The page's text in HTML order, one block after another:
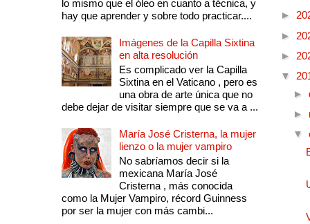
lo mismo que el óleo en cuanto a técnica, y
hay que aprender y sobre todo practicar....
Imágenes de la Capilla Sixtina
en alta resolución
Es complicado ver la Capilla
Sixtina en el Vaticano , pero es
una obra de arte única que no
debe dejar de visitar siempre que se va a ...
María José Cristerna, la mujer
lienzo o la mujer vampiro
No sabríamos decir si la
mexicana María José
Cristerna , más conocida
como la Mujer Vampiro, récord Guinness
por ser la mujer con más cambi...
►
►
►
▼
►
►
▼